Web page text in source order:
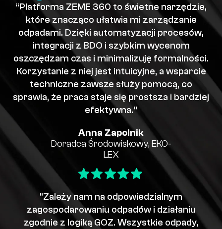
“Platforma ZEME 360 to świetne narzędzie,
które znacząco ułatwia mi zarządzanie
odpadami. Dzięki automatyzacji procesów,
integracji z BDO i szybkim wycenom
oszczędzam czas i minimalizuję formalności.
Korzystanie z niej jest intuicyjne, a wsparcie
techniczne zawsze służy pomocą, co
sprawia, że praca staje się prostsza i bardziej
efektywna.”
Anna Zapolnik
Doradca Środowiskowy, EKO-
LEX
"Zależy nam na odpowiedzialnym
zagospodarowaniu odpadów i działaniu
zgodnie z logiką GOZ. Wszystkie odpady,